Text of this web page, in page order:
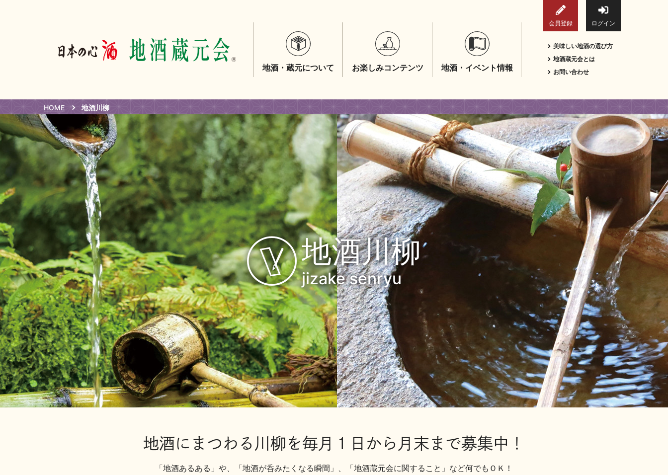
会員登録 ログイン
地酒・蔵元について お楽しみコンテンツ 地酒・イベント情報
美味しい地酒の選び方
地酒蔵元会とは
お問い合わせ
HOME 地酒川柳
地酒川柳
jizake senryu
地酒にまつわる川柳を毎月１日から月末まで募集中！
「地酒あるある」や、「地酒が呑みたくなる瞬間」、「地酒蔵元会に関すること」など何でもＯＫ！